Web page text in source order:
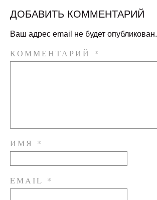
ДОБАВИТЬ КОММЕНТАРИЙ
Ваш адрес email не будет опубликован.
КОММЕНТАРИЙ *
ИМЯ *
EMAIL *